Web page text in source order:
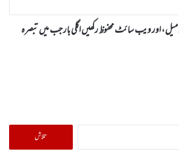
اور ویب سائٹ محفوظ رکھیں اگلی بار جب میں تبصرہ
تلاش
کریں